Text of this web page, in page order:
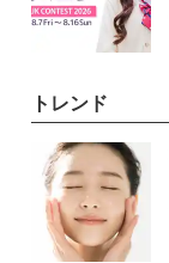
トレンド